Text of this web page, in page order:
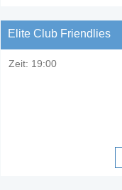
Elite Club Friendlies
Zeit: 19:00